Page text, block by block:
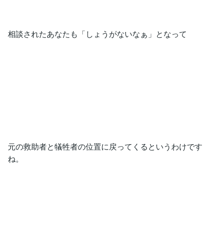
相談されたあなたも「しょうがないなぁ」となって
元の救助者と犠牲者の位置に戻ってくるというわけです
ね。